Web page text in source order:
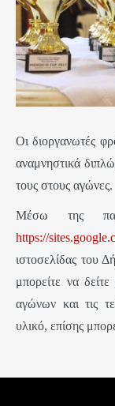
Οι διοργανωτές
αναμνηστικά
τους στους αγώνες.
Μέσω της
https://
ιστοσελίδας του
μπορείτε να
αγώνων και τις
υλικό, επίσης